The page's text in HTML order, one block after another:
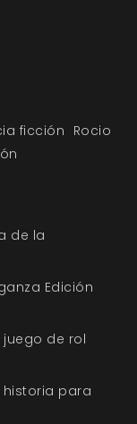
ficción Rocio
de la
Edición
juego de rol
historia para